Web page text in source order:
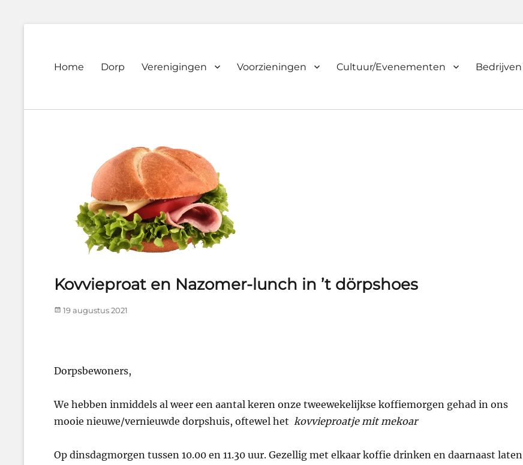
Dorpsvereniging
Westeremden
Primary
Home Dorp Verenigingen Voorzieningen Cultuur/Evenementen Bedrijven
Kovvieproat en Nazomer-lunch in ’t dörpshoes
Posted
19 augustus 2021
Dorpsbewoners,
We hebben inmiddels al weer een aantal keren onze tweewekelijkse koffiemorgen gehad in ons
mooie nieuwe/vernieuwde dorpshuis, oftewel het kovvieproatje mit mekoar
Op dinsdagmorgen tussen 10.00 en 11.30 uur. Gezellig met elkaar koffie drinken en daarnaast laten